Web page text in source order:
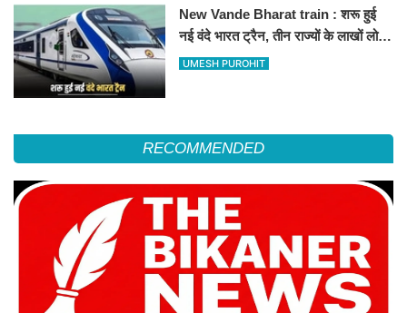
New Vande Bharat train : शरू हुई
नई वंदे भारत ट्रैन, तीन राज्यों के लाखों लोगों
का सफर होगा आसान, देखें पूरा रूटमैप
UMESH PUROHIT
RECOMMENDED